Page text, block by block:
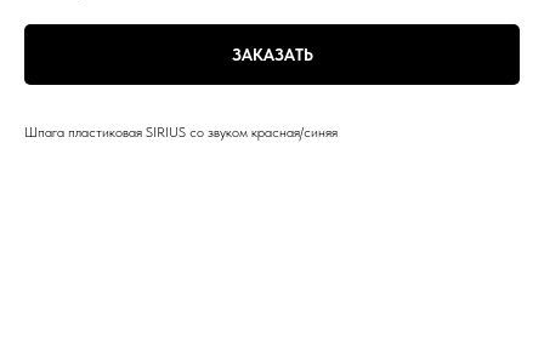
ЗАКАЗАТЬ
Шпага пластиковая SIRIUS со звуком красная/синяя